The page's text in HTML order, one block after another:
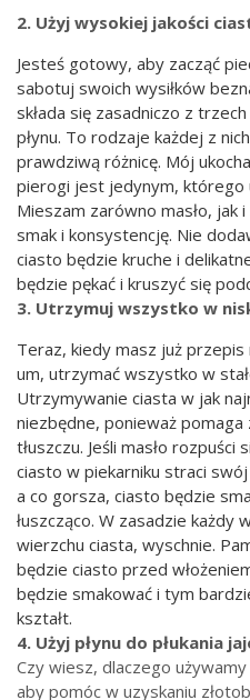
2. Użyj wysokiej jakości
Jesteś gotowy, aby zacząć
sabotuj swoich wysiłków
składa się zasadniczo z
płynu. To rodzaje każdej z
prawdziwą różnicę. Mój
pierogi jest jedynym, którego
Mieszam zarówno masło, jak
smak i konsystencję. Nie
ciasto będzie kruche i
będzie pękać i kruszyć się
3. Utrzymuj wszystko w
Teraz, kiedy masz już przepis
um, utrzymać wszystko w
Utrzymywanie ciasta w jak
niezbędne, ponieważ
tłuszczu. Jeśli masło
ciasto w piekarniku straci
a co gorsza, ciasto będzie
łuszcząco. W zasadzie każdy
wierzchu ciasta, wyschnie.
będzie ciasto przed
będzie smakować i tym
kształt.
4. Użyj płynu do płukania
Czy wiesz, dlaczego używamy
aby pomóc w uzyskaniu